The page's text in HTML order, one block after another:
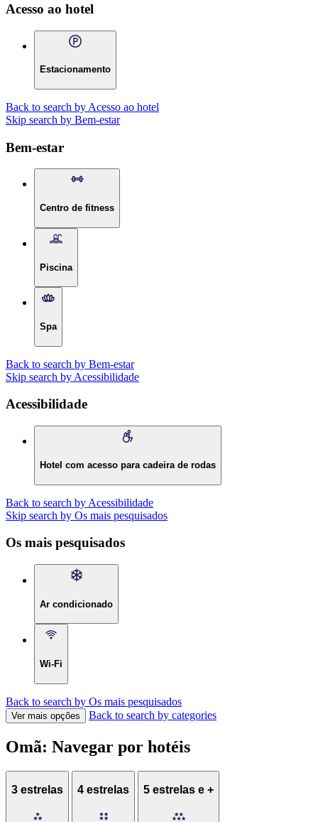
Acesso ao hotel
Estacionamento
Back to search by Acesso ao hotel
Skip search by Bem-estar
Bem-estar
Centro de fitness
Piscina
Spa
Back to search by Bem-estar
Skip search by Acessibilidade
Acessibilidade
Hotel com acesso para cadeira de rodas
Back to search by Acessibilidade
Skip search by Os mais pesquisados
Os mais pesquisados
Ar condicionado
Wi-Fi
Back to search by Os mais pesquisados
Ver mais opções Back to search by categories
Omã: Navegar por hotéis
3 estrelas 4 estrelas 5 estrelas e +